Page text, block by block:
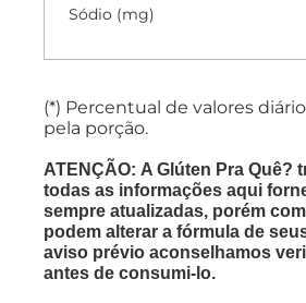
Sódio (mg)
(*) Percentual de valores
pela porção.
ATENÇÃO: A Glúten Pra Quê?
todas as informações aqui
sempre atualizadas, porém
podem alterar a fórmula de
aviso prévio aconselhamos
antes de consumi-lo.